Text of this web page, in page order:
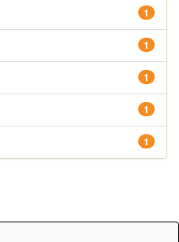
1
1
1
1
1